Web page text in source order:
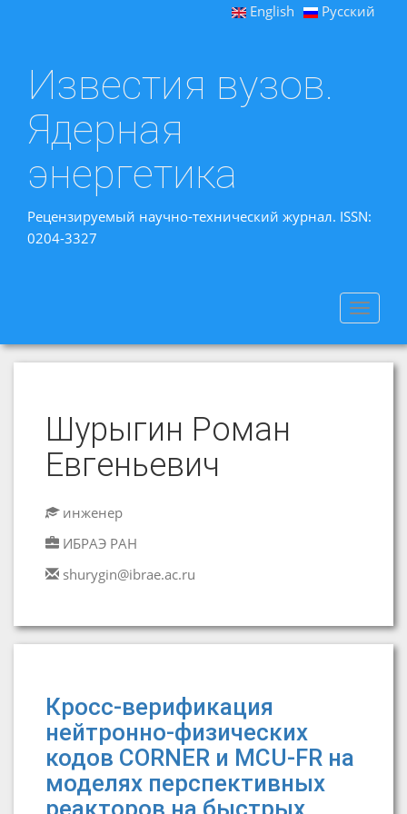
English Русский
Известия вузов.
Ядерная
энергетика
Рецензируемый научно-технический журнал. ISSN:
0204-3327
Toggle
Шурыгин Роман
Евгеньевич
инженер
ИБРАЭ РАН
shurygin@ibrae.ac.ru
Кросс-верификация
нейтронно-физических
кодов CORNER и MCU-FR на
моделях перспективных
реакторов на быстрых